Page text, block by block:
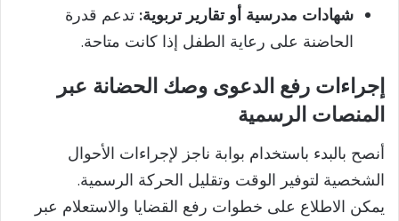
شهادات مدرسية أو تقارير تربوية: تدعم قدرة
الحاضنة على رعاية الطفل إذا كانت متاحة.
إجراءات رفع الدعوى وصك الحضانة عبر
المنصات الرسمية
أنصح بالبدء باستخدام بوابة ناجز لإجراءات الأحوال
الشخصية لتوفير الوقت وتقليل الحركة الرسمية.
يمكن الاطلاع على خطوات رفع القضايا والاستعلام عبر